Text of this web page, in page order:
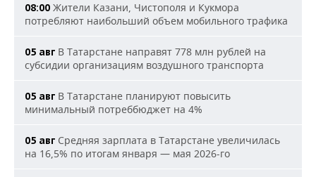
08:00 Жители Казани, Чистополя и Кукмора
потребляют наибольший объем мобильного трафика
05 авг В Татарстане направят 778 млн рублей на
субсидии организациям воздушного транспорта
05 авг В Татарстане планируют повысить
минимальный потреббюджет на 4%
05 авг Средняя зарплата в Татарстане увеличилась
на 16,5% по итогам января — мая 2026-го